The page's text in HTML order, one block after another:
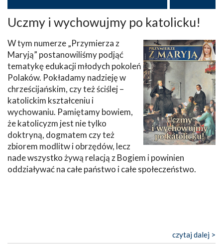
Uczmy i wychowujmy po katolicku!
W tym numerze „Przymierza z
Maryją” postanowiliśmy podjąć
tematykę edukacji młodych pokoleń
Polaków. Pokładamy nadzieję w
chrześcijańskim, czy też ściślej –
katolickim kształceniu i
wychowaniu. Pamiętamy bowiem,
że katolicyzm jest nie tylko
doktryną, dogmatem czy też
zbiorem modlitw i obrzędów, lecz
nade wszystko żywą relacją z Bogiem i powinien
oddziaływać na całe państwo i całe społeczeństwo.
czytaj dalej >